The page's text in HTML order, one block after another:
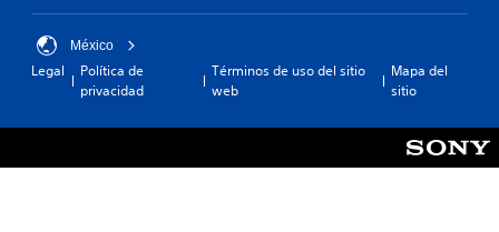
México
Legal
Política de
privacidad
Términos de uso del sitio
web
Mapa del
sitio